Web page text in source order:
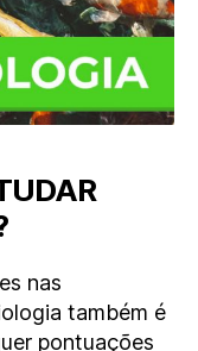
nas
também é
pontuações